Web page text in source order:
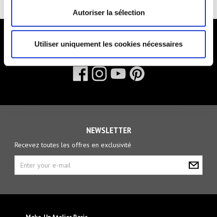
Autoriser la sélection
Utiliser uniquement les cookies nécessaires
FOLLOW US
NEWSLETTER
Recevez toutes les offres en exclusivité